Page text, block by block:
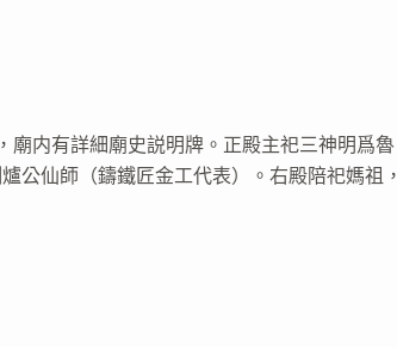
内有詳細廟史説明牌。正殿主祀三神明爲魯
公仙師（鑄鐵匠金工代表）。右殿陪祀媽祖，